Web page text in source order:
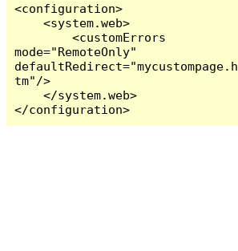
<configuration>
    <system.web>
        <customErrors
mode="RemoteOnly"
defaultRedirect="mycustompage.h
tm"/>
    </system.web>
</configuration>